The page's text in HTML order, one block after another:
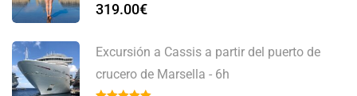
319.00€
Excursión a Cassis a partir del puerto de
crucero de Marsella - 6h